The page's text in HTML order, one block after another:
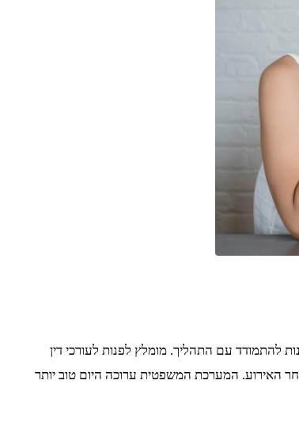
להתמודד עם התהליך. מומלץ לפנות לעורכי דין
האירוע. המערכת המשפטית ערוכה היום טוב יותר